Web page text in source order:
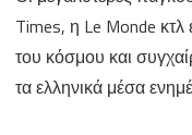
Times, η Le Monde κτλ
του κόσμου και
τα ελληνικά μέσα